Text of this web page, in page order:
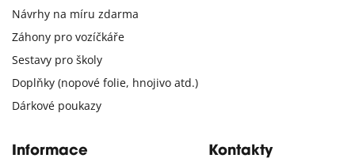
Návrhy na míru zdarma
Záhony pro vozíčkáře
Sestavy pro školy
Doplňky (nopové folie, hnojivo atd.)
Dárkové poukazy
Informace Kontakty